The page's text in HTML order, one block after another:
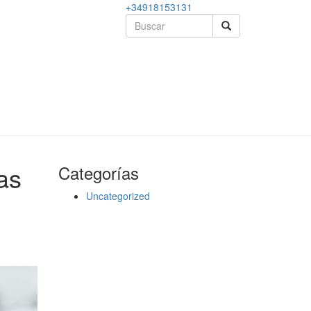
+34918153131
Categorías
Uncategorized